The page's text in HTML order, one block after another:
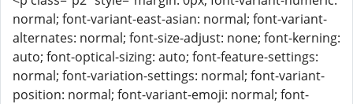
normal; font-variant-east-asian: normal; font-variant-
alternates: normal; font-size-adjust: none; font-kerning:
auto; font-optical-sizing: auto; font-feature-settings:
normal; font-variation-settings: normal; font-variant-
position: normal; font-variant-emoji: normal; font-